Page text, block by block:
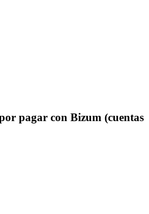
pagar con Bizum (cuentas